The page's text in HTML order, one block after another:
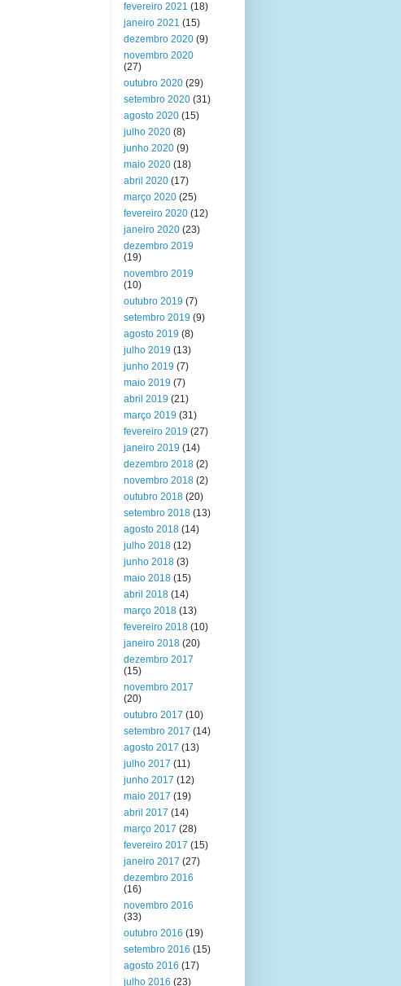
fevereiro 2021 (18)
janeiro 2021 (15)
dezembro 2020 (9)
novembro 2020
(27)
outubro 2020 (29)
setembro 2020 (31)
agosto 2020 (15)
julho 2020 (8)
junho 2020 (9)
maio 2020 (18)
abril 2020 (17)
março 2020 (25)
fevereiro 2020 (12)
janeiro 2020 (23)
dezembro 2019
(19)
novembro 2019
(10)
outubro 2019 (7)
setembro 2019 (9)
agosto 2019 (8)
julho 2019 (13)
junho 2019 (7)
maio 2019 (7)
abril 2019 (21)
março 2019 (31)
fevereiro 2019 (27)
janeiro 2019 (14)
dezembro 2018 (2)
novembro 2018 (2)
outubro 2018 (20)
setembro 2018 (13)
agosto 2018 (14)
julho 2018 (12)
junho 2018 (3)
maio 2018 (15)
abril 2018 (14)
março 2018 (13)
fevereiro 2018 (10)
janeiro 2018 (20)
dezembro 2017
(15)
novembro 2017
(20)
outubro 2017 (10)
setembro 2017 (14)
agosto 2017 (13)
julho 2017 (11)
junho 2017 (12)
maio 2017 (19)
abril 2017 (14)
março 2017 (28)
fevereiro 2017 (15)
janeiro 2017 (27)
dezembro 2016
(16)
novembro 2016
(33)
outubro 2016 (19)
setembro 2016 (15)
agosto 2016 (17)
julho 2016 (23)